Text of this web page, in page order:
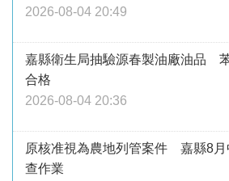
2026-08-04 20:49
嘉縣衛生局抽驗源春製油廠油品
合格
2026-08-04 20:36
原核准視為農地列管案件 嘉縣8月
查作業